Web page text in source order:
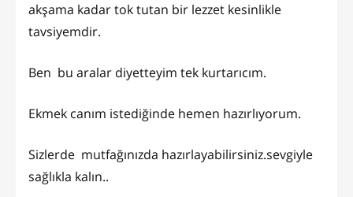
akşama kadar tok tutan bir lezzet kesinlikle
tavsiyemdir.
Ben bu aralar diyetteyim tek kurtarıcım.
Ekmek canım istediğinde hemen hazırlıyorum.
Sizlerde mutfağınızda hazırlayabilirsiniz.sevgiyle
sağlıkla kalın..